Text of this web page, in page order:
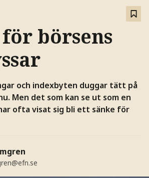
börsens
och indexbyten duggar tätt på
Men det som kan se ut som en
ofta visat sig bli ett sänke för